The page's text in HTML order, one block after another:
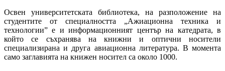
Освен университетската библиотека, на разположение на
студентите от специалността „Ажиационна техника и
технологии” е и информационният център на катедрата, в
който се съхранява на книжни и оптични носители
специализирана и друга авиационна литература. В момента
само заглавията на книжен носител са около 1000.